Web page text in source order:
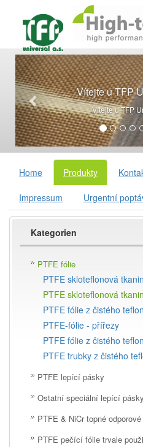
Vítejte u TFP
Vítejte u TFP
Home Produkty
Impressum Urgentní
Kategorien
PTFE fólie
PTFE skloteflonová
PTFE skloteflonová
PTFE fólie z čistého
PTFE-fólie - přířezy
PTFE fólie z čistého
PTFE trubky z čistého
PTFE lepící pásky
Ostatní speciální lepící pásky
PTFE & NiCr topné
PTFE pečící fólie trvale